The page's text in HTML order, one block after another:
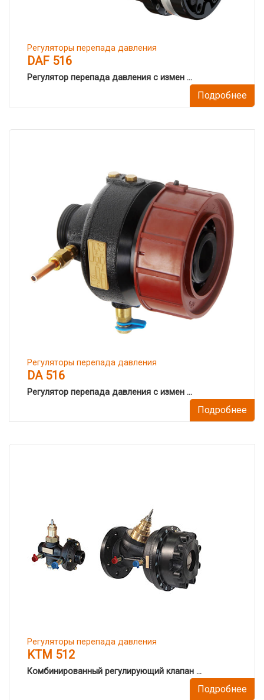
Регуляторы перепада давления
DAF 516
Регулятор перепада давления с измен ...
Подробнее
Регуляторы перепада давления
DA 516
Регулятор перепада давления с измен ...
Подробнее
Регуляторы перепада давления
KTM 512
Комбинированный регулирующий клапан ...
Подробнее